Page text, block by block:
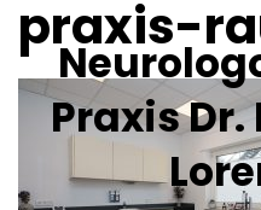
Praxis Dr.
praxis-